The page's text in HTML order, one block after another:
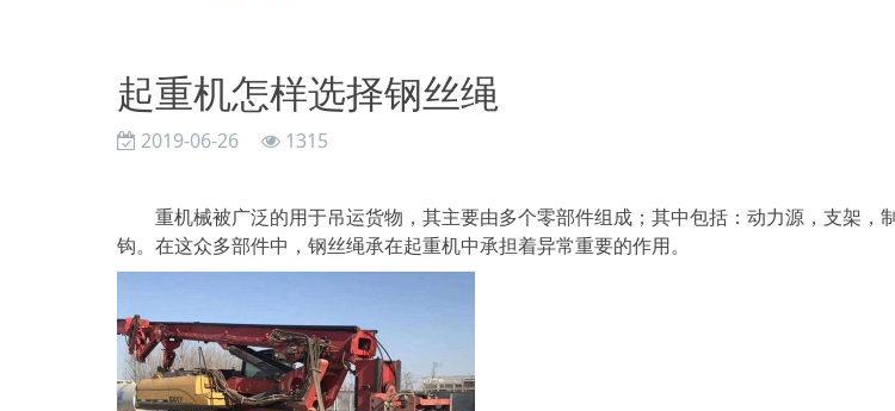
起重机怎样选择钢丝绳
2019-06-26 1315
重机械被广泛的用于吊运货物，其主要由多个零部件组成；其中包括：动力源，支架，
钩。在这众多部件中，钢丝绳承在起重机中承担着异常重要的作用。